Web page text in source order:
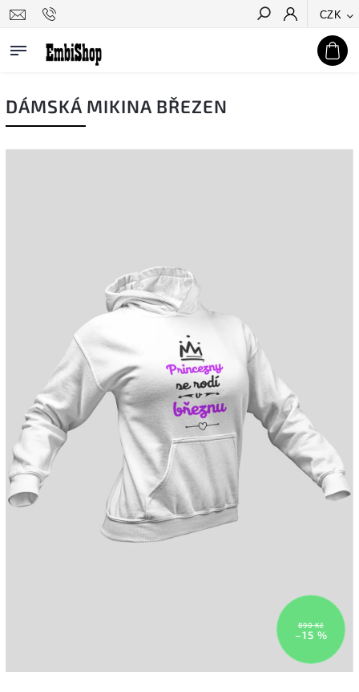
CZK
Hledat
DÁMSKÁ MIKINA BŘEZEN
890 Kč
–15 %